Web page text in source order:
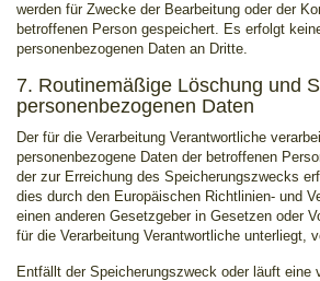
werden für Zwecke der Bearbeitung oder der
betroffenen Person gespeichert. Es erfolgt
personenbezogenen Daten an Dritte.
7. Routinemäßige Löschung und
personenbezogenen Daten
Der für die Verarbeitung Verantwortliche
personenbezogene Daten der betroffenen
der zur Erreichung des Speicherungszwecks
dies durch den Europäischen Richtlinien- und
einen anderen Gesetzgeber in Gesetzen oder
für die Verarbeitung Verantwortliche unterliegt,
Entfällt der Speicherungszweck oder läuft eine